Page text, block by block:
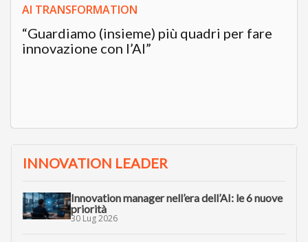
AI TRANSFORMATION
“Guardiamo (insieme) più quadri per fare
innovazione con l’AI”
INNOVATION LEADER
Innovation manager nell’era dell’AI: le 6 nuove
priorità
30 Lug 2026